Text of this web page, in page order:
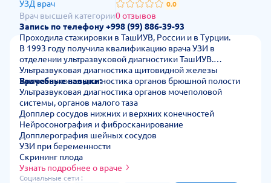
УЗД врач
Врач высшей категории
0.0
0 отзывов
Запись по телефону +998 (99) 886-39-93
Проходила стажировки в ТашИУВ, России и в Турции.
В 1993 году получила квалификацию врача УЗИ в
отделении ультразвуковой диагностики ТашИУВ.
Врачебные навыки:
Ультразвуковая диагностика щитовидной железы
Ультразвуковая диагностика органов брюшной полости
Ультразвуковая диагностика органов мочеполовой
системы, органов малого таза
Допплер сосудов нижних и верхних конечностей
Нейросонография и фибросканирование
Допплерография шейных сосудов
УЗИ при беременности
Скрининг плода
Узнать подробнее о враче
Социальные сети :